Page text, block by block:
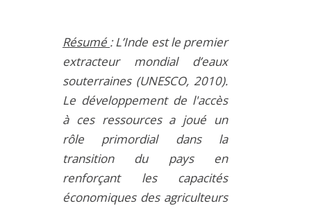
Résumé: L’Inde est le premier
extracteur mondial d’eaux
souterraines (UNESCO, 2010).
Le développement de l'accès
à ces ressources a joué un
rôle primordial dans la
transition du pays en
renforçant les capacités
économiques des agriculteurs